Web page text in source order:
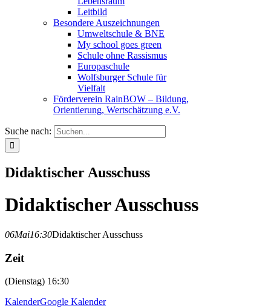
Leitbild
Besondere Auszeichnungen
Umweltschule & BNE
My school goes green
Schule ohne Rassismus
Europaschule
Wolfsburger Schule für
Vielfalt
Förderverein RainBOW – Bildung,
Orientierung, Wertschätzung e.V.
Suche nach:
Didaktischer Ausschuss
Didaktischer Ausschuss
06Mai16:30Didaktischer Ausschuss
Zeit
(Dienstag) 16:30
KalenderGoogle Kalender